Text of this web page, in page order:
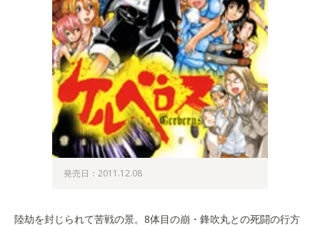
発売日：2011.12.08
陸劫を封じられて苦戦の景。8体目の崩・鋒吹丸との死闘の行方